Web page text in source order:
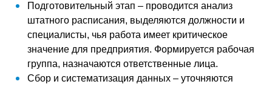
Подготовительный этап – проводится анализ
штатного расписания, выделяются должности и
специалисты, чья работа имеет критическое
значение для предприятия. Формируется рабочая
группа, назначаются ответственные лица.
Сбор и систематизация данных – уточняются